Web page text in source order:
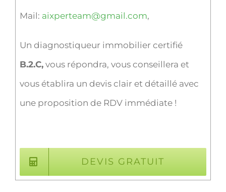
Mail: aixperteam@gmail.com,
Un diagnostiqueur immobilier certifié
B.2.C,vous répondra, vous conseillera et
vous établira un devis clair et détaillé avec
une proposition de RDV immédiate !
DEVIS GRATUIT